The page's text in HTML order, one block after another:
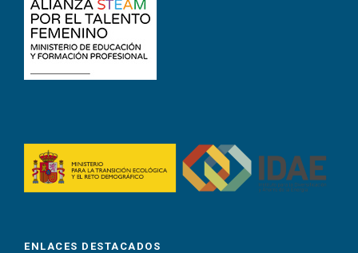
ENLACES DESTACADOS